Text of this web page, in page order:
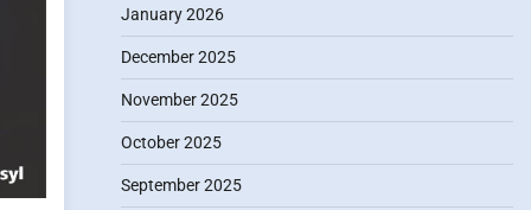
January 2026
December 2025
November 2025
October 2025
September 2025